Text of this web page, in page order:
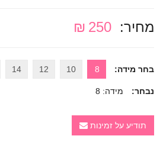
מחיר: 250 ₪
בחר מידה: 8
10
12
14
נבחר: מידה: 8
תודיע על זמינות